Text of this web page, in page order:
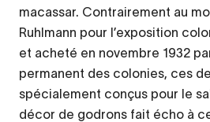
macassar. Contrairement au
Ruhlmann pour l’exposition
et acheté en novembre 1932
permanent des colonies, ces
spécialement conçus pour le
décor de godrons fait écho à